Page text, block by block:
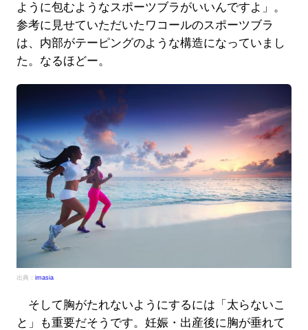
ように包むようなスポーツブラがいいんですよ」。
参考に見せていただいたワコールのスポーツブラ
は、内部がテーピングのような構造になっていまし
た。なるほどー。
出典： imasia
そして胸がたれないようにするには「太らないこ
と」も重要だそうです。妊娠・出産後に胸が垂れて